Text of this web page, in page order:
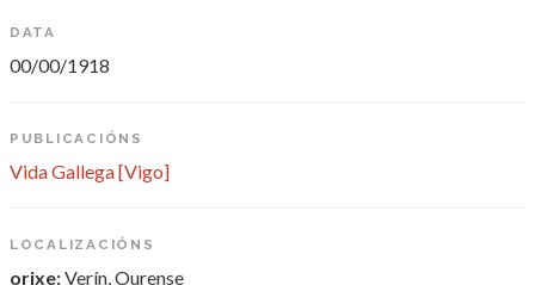
DATA
00/00/1918
PUBLICACIÓNS
Vida Gallega [Vigo]
LOCALIZACIÓNS
orixe:Verín, Ourense